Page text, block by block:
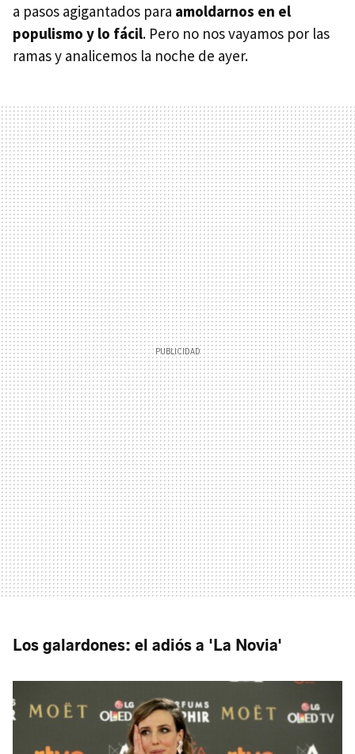
a pasos agigantados para amoldarnos en el
populismo y lo fácil. Pero no nos vayamos por las
ramas y analicemos la noche de ayer.
Los galardones: el adiós a 'La Novia'